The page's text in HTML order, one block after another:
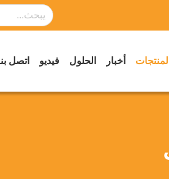
المنتجات أخبار الحلول فيديو اتصل